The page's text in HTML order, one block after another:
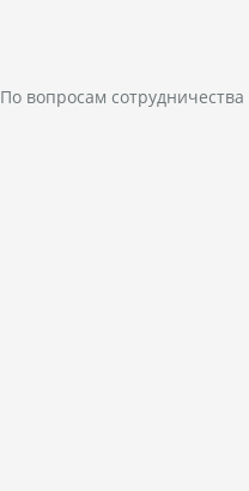
По вопросам